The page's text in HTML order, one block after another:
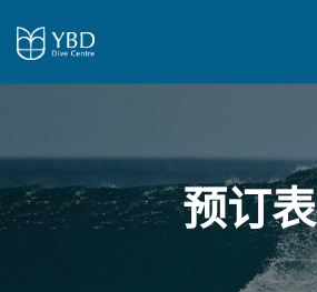
预订表